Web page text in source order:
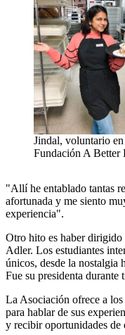
Jindal, voluntario en
Fundación A Better
"Allí he entablado tantas
afortunada y me siento
experiencia".
Otro hito es haber
Adler. Los estudiantes
únicos, desde la nostalgia
Fue su presidenta durante
La Asociación ofrece a
para hablar de sus
y recibir oportunidades de